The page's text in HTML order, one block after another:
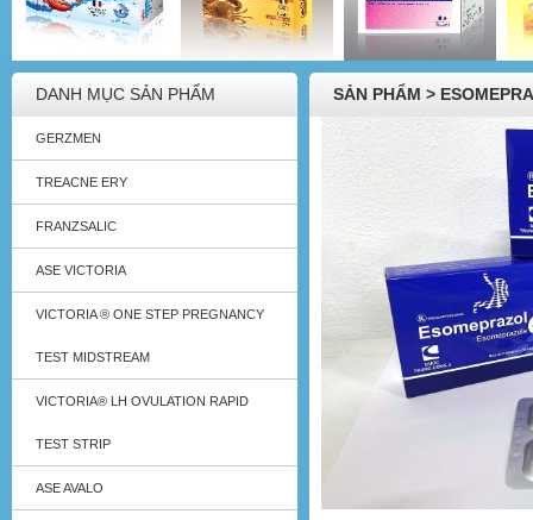
DANH MỤC SẢN PHẨM
GERZMEN
TREACNE ERY
FRANZSALIC
ASE VICTORIA
VICTORIA ® ONE STEP PREGNANCY
TEST MIDSTREAM
VICTORIA® LH OVULATION RAPID
TEST STRIP
ASE AVALO
SẢN PHẨM >